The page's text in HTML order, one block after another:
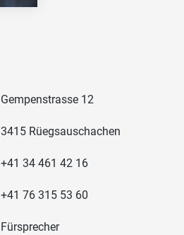
Gempenstrasse 12
3415 Rüegsauschachen
+41 34 461 42 16
+41 76 315 53 60
Fürsprecher